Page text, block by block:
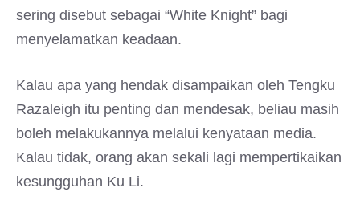
sering disebut sebagai “White Knight” bagi
menyelamatkan keadaan.
Kalau apa yang hendak disampaikan oleh Tengku
Razaleigh itu penting dan mendesak, beliau masih
boleh melakukannya melalui kenyataan media.
Kalau tidak, orang akan sekali lagi mempertikaikan
kesungguhan Ku Li.